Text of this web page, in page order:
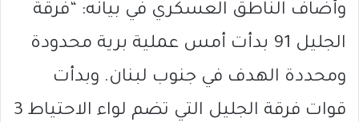
وأضاف الناطق العسكري في بيانه: “فرقة
الجليل 91 بدأت أمس عملية برية محدودة
ومحددة الهدف في جنوب لبنان. وبدأت
قوات فرقة الجليل التي تضم لواء الاحتياط 3